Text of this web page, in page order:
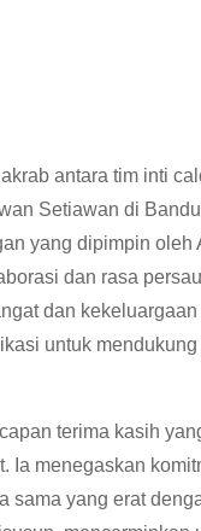
antara tim inti
Setiawan di
yang dipimpin
dan rasa
dan
untuk
terima kasih
Ia menegaskan
sama yang erat